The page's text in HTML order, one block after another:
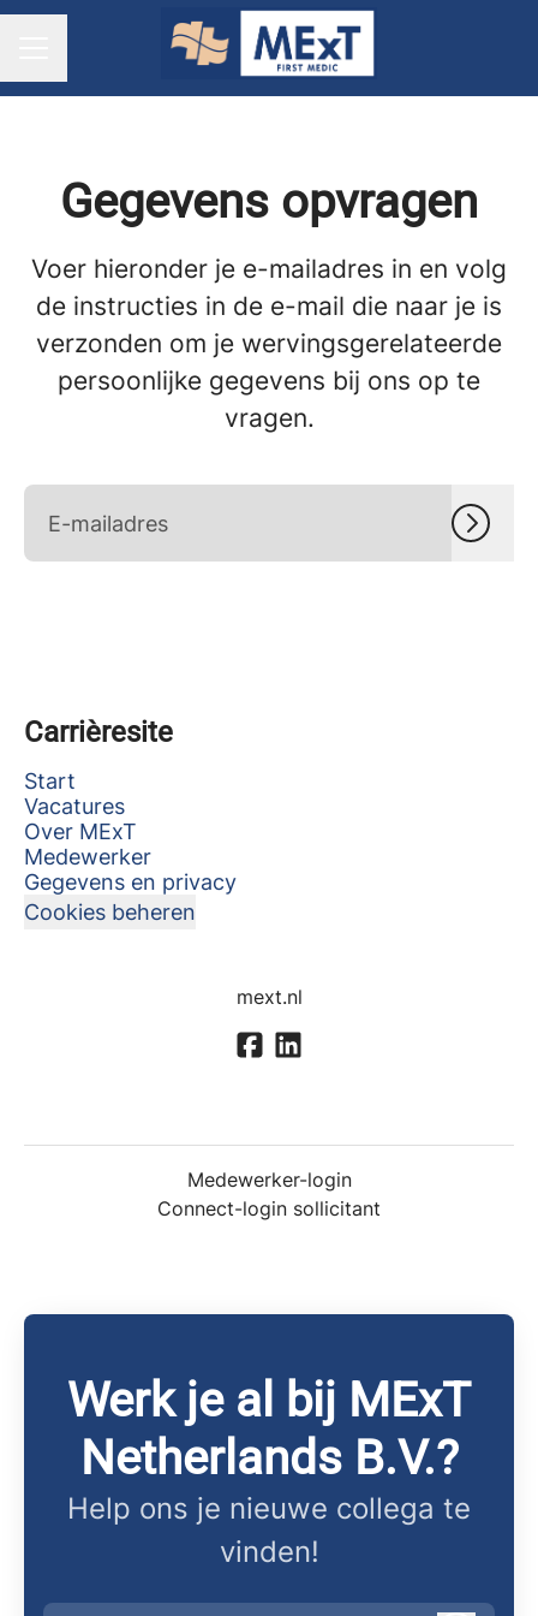
Gegevens opvragen
Voer hieronder je e-mailadres in en volg
de instructies in de e-mail die naar je is
verzonden om je wervingsgerelateerde
persoonlijke gegevens bij ons op te
vragen.
Carrièresite
Start
Vacatures
Over MExT
Medewerker
Gegevens en privacy
Cookies beheren
mext.nl
Medewerker-login
Connect-login sollicitant
Werk je al bij MExT
Netherlands B.V.?
Help ons je nieuwe collega te
vinden!